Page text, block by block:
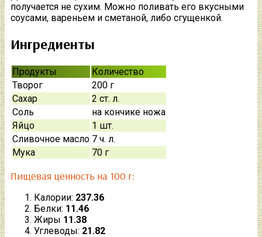
получается не сухим. Можно поливать его вкусными
соусами, вареньем и сметаной, либо сгущенкой.
Ингредиенты
Продукты
Количество
Творог
200 г
Сахар
2 ст. л.
Соль
на кончике ножа
Яйцо
1 шт.
Сливочное масло 7 ч. л.
Мука
70 г
Пищевая ценность на 100 г:
Калории: 237.36
Белки: 11.46
Жиры 11.38
Углеводы: 21.82